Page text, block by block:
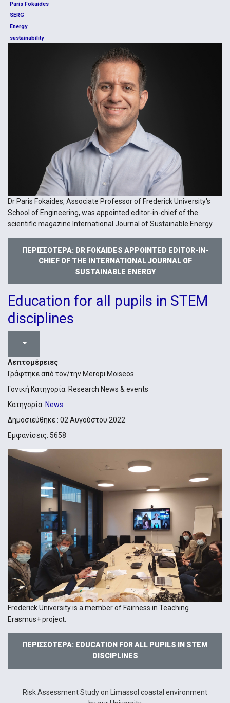
Paris Fokaides
SERG
Energy
sustainability
Dr Paris Fokaides, Associate Professor of Frederick University's
School of Engineering, was appointed editor-in-chief of the
scientific magazine International Journal of Sustainable Energy
ΠΕΡΙΣΣΌΤΕΡΑ: DR FOKAIDES APPOINTED EDITOR-IN-
CHIEF OF THE INTERNATIONAL JOURNAL OF
SUSTAINABLE ENERGY
Education for all pupils in STEM
disciplines
Λεπτομέρειες
Γράφτηκε από τον/την Meropi Moiseos
Γονική Κατηγορία: Research News & events
Κατηγορία: News
Δημοσιεύθηκε : 02 Αυγούστου 2022
Εμφανίσεις: 5658
Frederick University is a member of Fairness in Teaching
Erasmus+ project.
ΠΕΡΙΣΣΌΤΕΡΑ: EDUCATION FOR ALL PUPILS IN STEM
DISCIPLINES
Risk Assessment Study on Limassol coastal environment